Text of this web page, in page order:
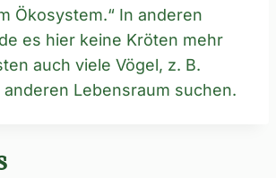
Ökosystem.“ In anderen
es hier keine Kröten mehr
auch viele Vögel, z. B.
Lebensraum suchen.